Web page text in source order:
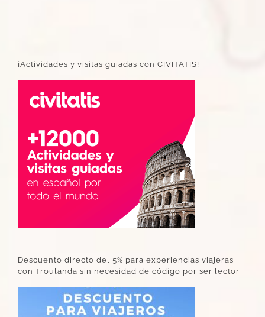
¡Actividades y visitas guiadas con CIVITATIS!
Descuento directo del 5% para experiencias viajeras
con Troulanda sin necesidad de código por ser lector